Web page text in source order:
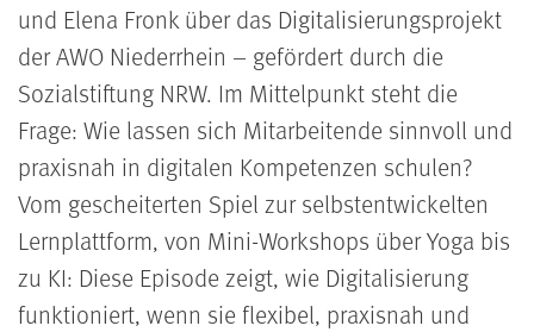
und Elena Fronk über das Digitalisierungsprojekt
der AWO Niederrhein – gefördert durch die
Sozialstiftung NRW. Im Mittelpunkt steht die
Frage: Wie lassen sich Mitarbeitende sinnvoll und
praxisnah in digitalen Kompetenzen schulen?
Vom gescheiterten Spiel zur selbstentwickelten
Lernplattform, von Mini-Workshops über Yoga bis
zu KI: Diese Episode zeigt, wie Digitalisierung
funktioniert, wenn sie flexibel, praxisnah und